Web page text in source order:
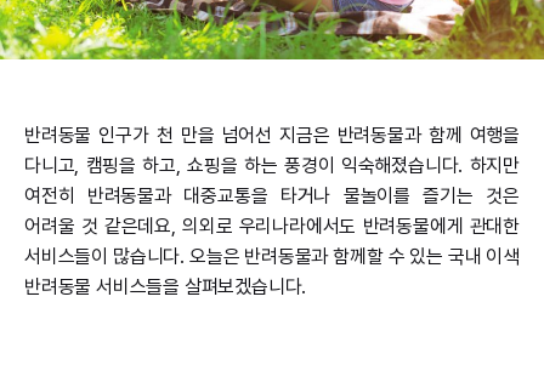
반려동물 인구가 천 만을 넘어선 지금은 반려동물과 함께 여행을
다니고, 캠핑을 하고, 쇼핑을 하는 풍경이 익숙해졌습니다. 하지만
여전히 반려동물과 대중교통을 타거나 물놀이를 즐기는 것은
어려울 것 같은데요, 의외로 우리나라에서도 반려동물에게 관대한
서비스들이 많습니다. 오늘은 반려동물과 함께할 수 있는 국내 이색
반려동물 서비스들을 살펴보겠습니다.